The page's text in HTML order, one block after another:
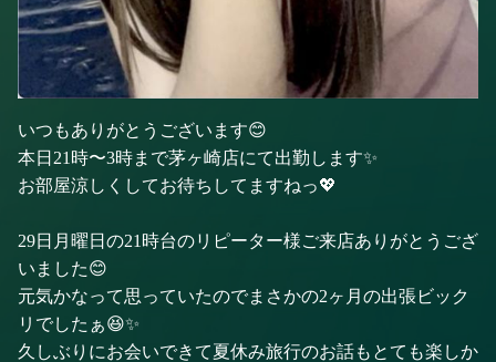
いつもありがとうございます😊
本日21時〜3時まで茅ヶ崎店にて出勤します✨
お部屋涼しくしてお待ちしてますねっ💖
29日月曜日の21時台のリピーター様ご来店ありがとうござ
いました😊
元気かなって思っていたのでまさかの2ヶ月の出張ビック
リでしたぁ😆✨
久しぶりにお会いできて夏休み旅行のお話もとても楽しか